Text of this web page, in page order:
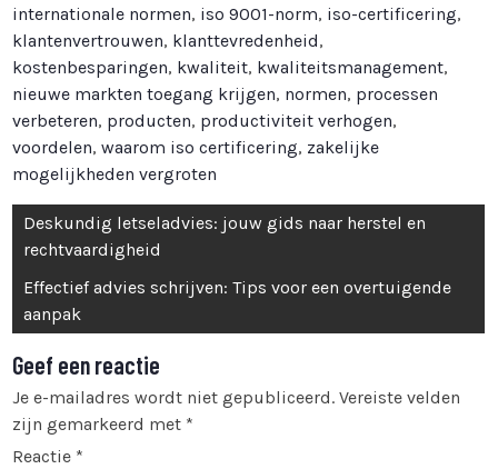
internationale normen, iso 9001-norm, iso-certificering,
klantenvertrouwen, klanttevredenheid,
kostenbesparingen, kwaliteit, kwaliteitsmanagement,
nieuwe markten toegang krijgen, normen, processen
verbeteren, producten, productiviteit verhogen,
voordelen,waarom iso certificering, zakelijke
mogelijkheden vergroten
Bericht
navigatie
Deskundig letseladvies: jouw gids naar herstel en
rechtvaardigheid
Effectief advies schrijven: Tips voor een overtuigende
aanpak
Geef een reactie
Je e-mailadres wordt niet gepubliceerd. Vereiste velden
zijn gemarkeerd met *
Reactie *